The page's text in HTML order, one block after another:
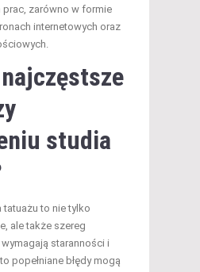
zarówno w formie
internetowych oraz
studia
tatuażu to nie tylko
ale także szereg
staranności i
popełniane błędy mogą